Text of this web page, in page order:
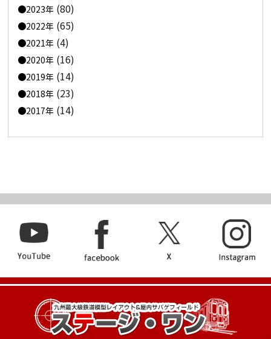
2023年 (80)
2022年 (65)
2021年 (4)
2020年 (16)
2019年 (14)
2018年 (23)
2017年 (14)